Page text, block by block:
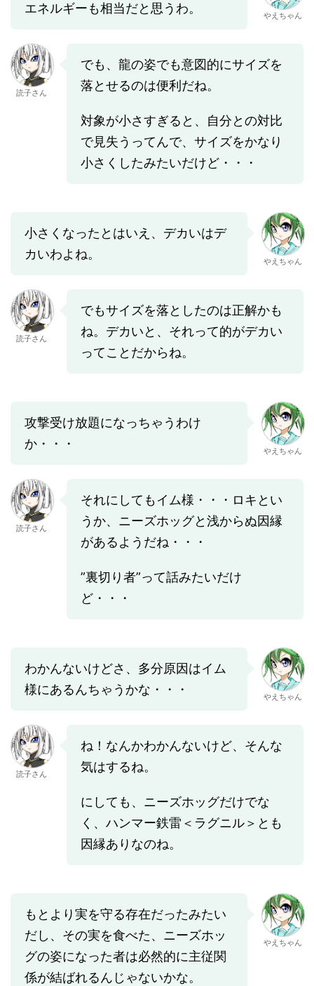
エネルギーも相当だと思うわ。 やえちゃん
読子さん
でも、龍の姿でも意図的にサイズを
落とせるのは便利だね。
対象が小さすぎると、自分との対比
で見失うってんで、サイズをかなり
小さくしたみたいだけど・・・
小さくなったとはいえ、デカいはデ
カいわよね。
やえちゃん
読子さん
でもサイズを落としたのは正解かも
ね。デカいと、それって的がデカい
ってことだからね。
攻撃受け放題になっちゃうわけ
か・・・
やえちゃん
読子さん
それにしてもイム様・・・ロキとい
うか、ニーズホッグと浅からぬ因縁
があるようだね・・・
”裏切り者”って話みたいだけ
ど・・・
わかんないけどさ、多分原因はイム
様にあるんちゃうかな・・・
やえちゃん
読子さん
ね！なんかわかんないけど、そんな
気はするね。
にしても、ニーズホッグだけでな
く、ハンマー鉄雷＜ラグニル＞とも
因縁ありなのね。
もとより実を守る存在だったみたい
だし、その実を食べた、ニーズホッ
グの姿になった者は必然的に主従関
係が結ばれるんじゃないかな。
やえちゃん